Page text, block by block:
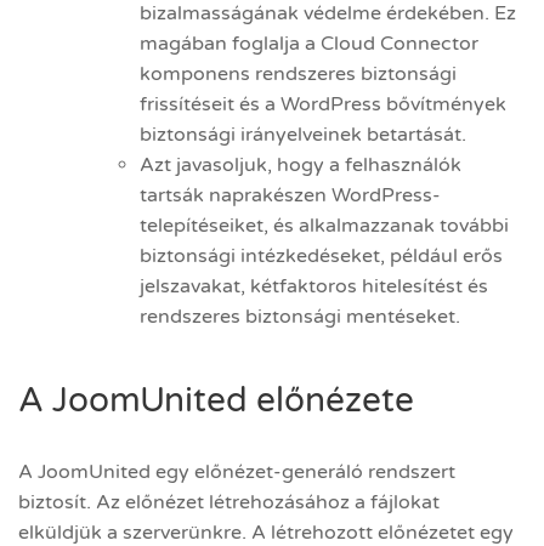
bizalmasságának védelme érdekében. Ez
magában foglalja a Cloud Connector
komponens rendszeres biztonsági
frissítéseit és a WordPress bővítmények
biztonsági irányelveinek betartását.
Azt javasoljuk, hogy a felhasználók
tartsák naprakészen WordPress-
telepítéseiket, és alkalmazzanak további
biztonsági intézkedéseket, például erős
jelszavakat, kétfaktoros hitelesítést és
rendszeres biztonsági mentéseket.
A JoomUnited előnézete
A JoomUnited egy előnézet-generáló rendszert
biztosít. Az előnézet létrehozásához a fájlokat
elküldjük a szerverünkre. A létrehozott előnézetet egy